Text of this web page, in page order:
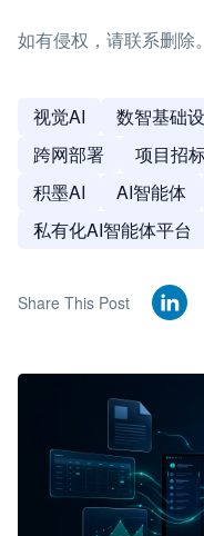
如有侵权，请联系删除。
视觉AI 数智基础
跨网部署
项目招
积墨AI
AI智能体
私有化AI智能体平台
Share This Post